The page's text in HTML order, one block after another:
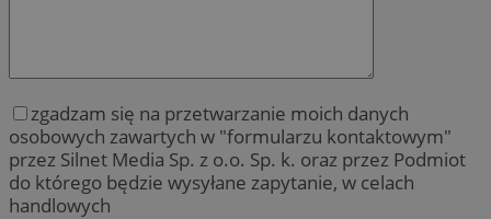
zgadzam się na przetwarzanie moich danych
osobowych zawartych w "formularzu kontaktowym"
przez Silnet Media Sp. z o.o. Sp. k. oraz przez Podmiot
do którego będzie wysyłane zapytanie, w celach
handlowych